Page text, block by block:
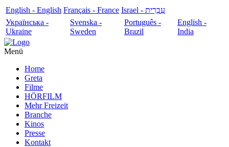
English - English Français - France
עִבְרִית - Israel
Українська -
Ukraine
Svenska -
Sweden
Português -
Brazil
English -
India
Menü
Home
Greta
Filme
HÖRFILM
Mehr Freizeit
Branche
Kinos
Presse
Kontakt